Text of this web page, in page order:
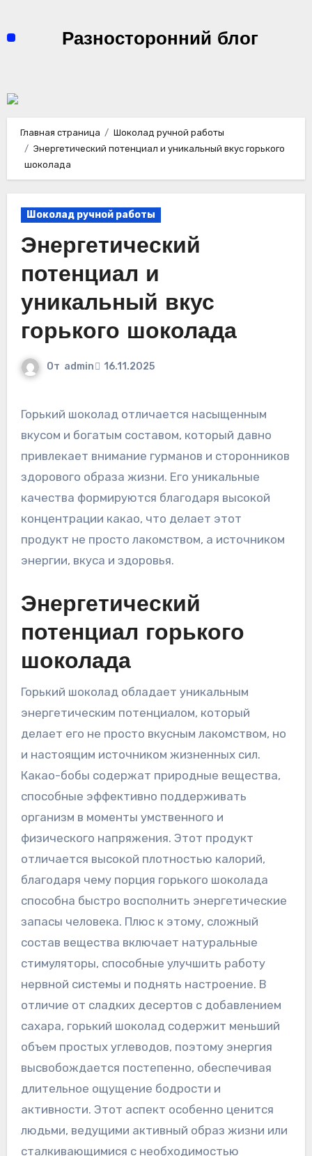
содержимомуРазносторонний блог
Главная страница
Шоколад ручной работы
Энергетический потенциал и уникальный вкус горького
шоколада
Шоколад ручной работы
Энергетический
потенциал и
уникальный вкус
горького шоколада
От admin 16.11.2025
Горький шоколад отличается насыщенным
вкусом и богатым составом‚ который давно
привлекает внимание гурманов и сторонников
здорового образа жизни. Его уникальные
качества формируются благодаря высокой
концентрации какао‚ что делает этот
продукт не просто лакомством‚ а источником
энергии‚ вкуса и здоровья.
Энергетический
потенциал горького
шоколада
Горький шоколад обладает уникальным
энергетическим потенциалом‚ который
делает его не просто вкусным лакомством‚ но
и настоящим источником жизненных сил.
Какао-бобы содержат природные вещества‚
способные эффективно поддерживать
организм в моменты умственного и
физического напряжения. Этот продукт
отличается высокой плотностью калорий‚
благодаря чему порция горького шоколада
способна быстро восполнить энергетические
запасы человека. Плюс к этому‚ сложный
состав вещества включает натуральные
стимуляторы‚ способные улучшить работу
нервной системы и поднять настроение. В
отличие от сладких десертов с добавлением
сахара‚ горький шоколад содержит меньший
объем простых углеводов‚ поэтому энергия
высвобождается постепенно‚ обеспечивая
длительное ощущение бодрости и
активности. Этот аспект особенно ценится
людьми‚ ведущими активный образ жизни или
сталкивающимися с необходимостью